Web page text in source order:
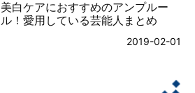
美白ケアにおすすめのアンプルー
ル！愛用している芸能人まとめ
2019-02-01